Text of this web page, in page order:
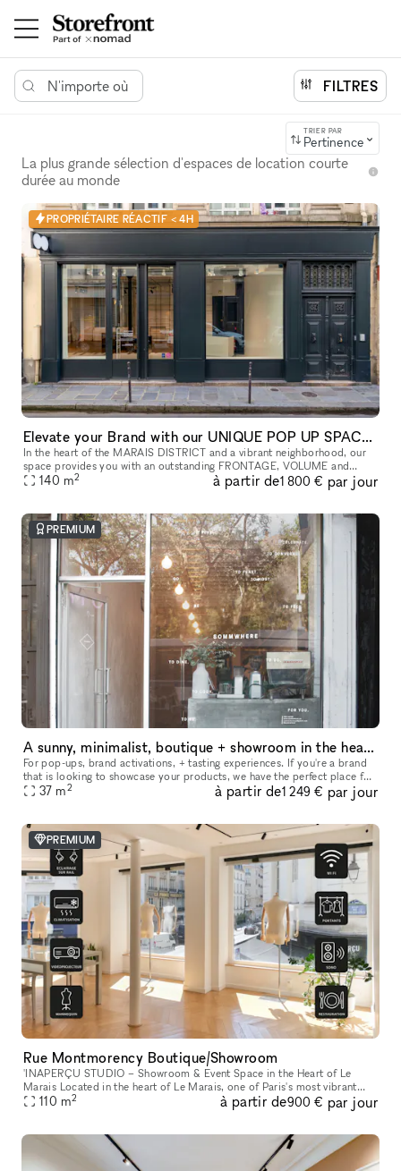
N'importe où FILTRES
TRIER PAR
Pertinence
La plus grande sélection d'espaces de location courte
durée au monde
PROPRIÉTAIRE RÉACTIF < 4H
Elevate your Brand with our UNIQUE POP UP SPACE in PARIS Marais
In the heart of the MARAIS DISTRICT and a vibrant neighborhood, our
space provides you with an outstanding FRONTAGE, VOLUME and
ARCHITECTURE. The location is very interesting as it is on a real sho
140 m2 à partir de1 800 € par jour
PREMIUM
A sunny, minimalist, boutique + showroom in the heart of the Lower East Side, Manhattan
For pop-ups, brand activations, + tasting experiences. If you're a brand
that is looking to showcase your products, we have the perfect place for
you. Our sustainably designed 'pop up space' is ide
37 m2 à partir de1 249 € par jour
PREMIUM
Rue Montmorency Boutique/Showroom
'INAPERÇU STUDIO – Showroom & Event Space in the Heart of Le
Marais Located in the heart of Le Marais, one of Paris's most vibrant
and sought-after neighborhoods, L'INAPERÇU STUDIO is a versatile ve
110 m2 à partir de900 € par jour